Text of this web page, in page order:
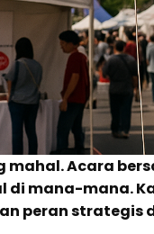
Acara
di mana-mana.
peran strategis